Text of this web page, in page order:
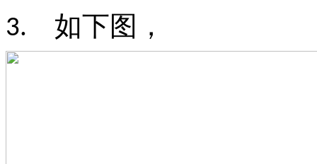
3. 如下图，